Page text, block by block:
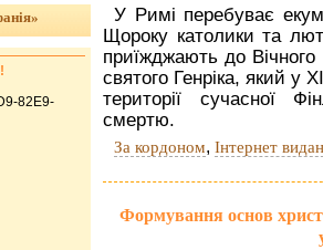
У Римі перебуває
Щороку католики та
приїжджають до
святого Генріка, який у
території сучасної
смертю.
За кордоном, Інтернет
Формування основ